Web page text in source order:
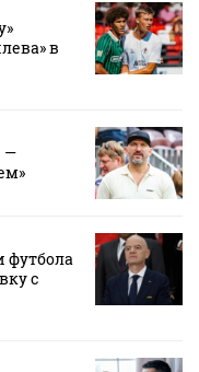
в
—
футбола
с